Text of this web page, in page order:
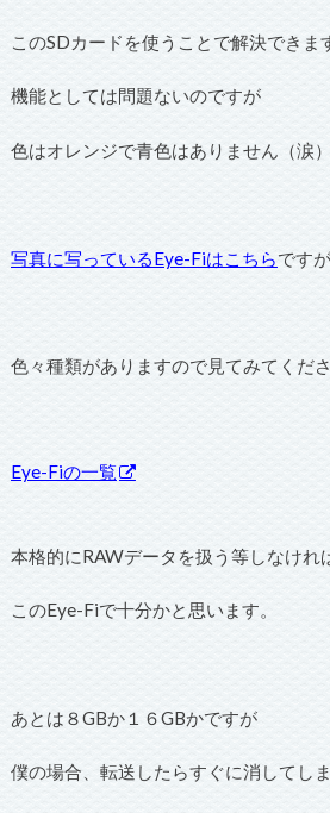
このSDカードを使うことで解決できま
機能としては問題ないのですが
色はオレンジで青色はありません（涙）
写真に写っているEye-Fiはこちらですが
色々種類がありますので見てみてくださ
Eye-Fiの一覧
本格的にRAWデータを扱う等しなけれ
このEye-Fiで十分かと思います。
あとは８GBか１６GBかですが
僕の場合、転送したらすぐに消してし